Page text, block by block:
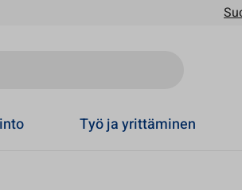
Työ ja yrittäminen